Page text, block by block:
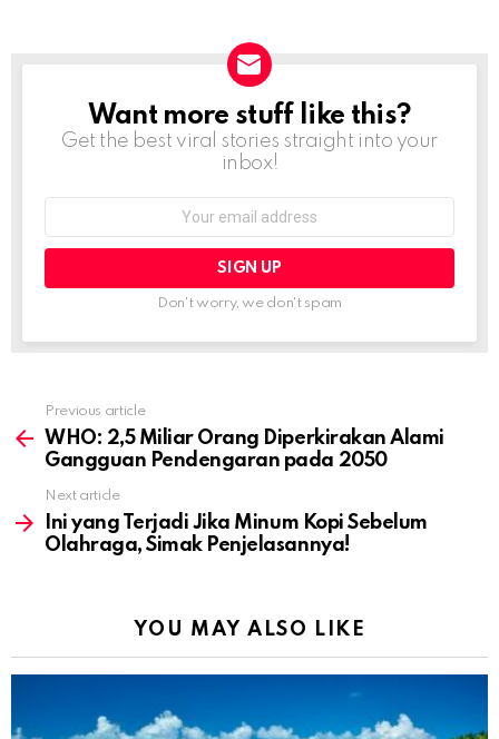
NEWSLETTER
Want more stuff like this?
Get the best viral stories straight into your
inbox!
Don't worry, we don't spam
more
Previous article
WHO: 2,5 Miliar Orang Diperkirakan Alami
Gangguan Pendengaran pada 2050
Next article
Ini yang Terjadi Jika Minum Kopi Sebelum
Olahraga, Simak Penjelasannya!
YOU MAY ALSO LIKE